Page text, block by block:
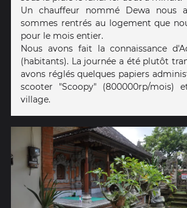
Un chauffeur nommé Dewa nous
sommes rentrés au logement que
pour le mois entier.
Nous avons fait la connaissance
(habitants). La journée a été plutôt
avons réglés quelques papiers
scooter "Scoopy" (800000rp/mois)
village.